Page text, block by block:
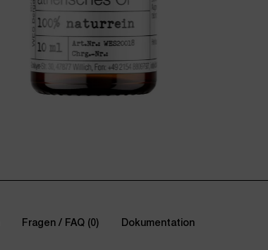
Fragen / FAQ (0) Dokumentation